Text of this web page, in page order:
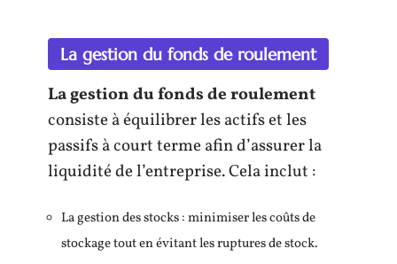
La gestion du fonds de roulement
La gestion du fonds de roulement
consiste à équilibrer les actifs et les
passifs à court terme afin d’assurer la
liquidité de l’entreprise. Cela inclut :
La gestion des stocks : minimiser les coûts de
stockage tout en évitant les ruptures de stock.